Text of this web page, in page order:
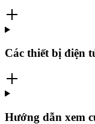
Các thiết bị điện
Hướng dẫn xem